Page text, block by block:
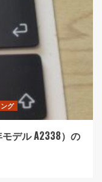
グ
デル A2338）の